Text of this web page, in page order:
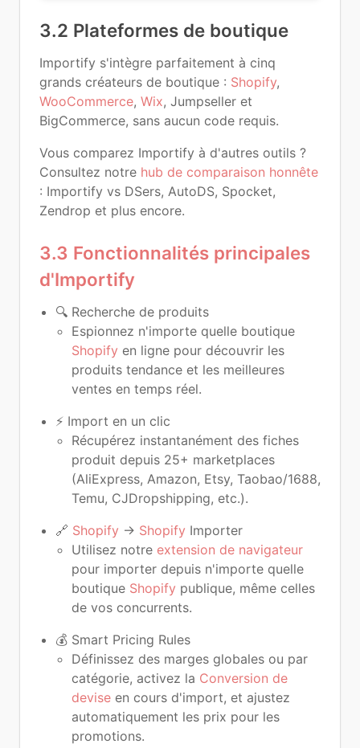
3.2 Plateformes de boutique
Importify s'intègre parfaitement à cinq
grands créateurs de boutique : Shopify,
WooCommerce, Wix, Jumpseller et
BigCommerce, sans aucun code requis.
Vous comparez Importify à d'autres outils ?
Consultez notre hub de comparaison honnête
: Importify vs DSers, AutoDS, Spocket,
Zendrop et plus encore.
3.3 Fonctionnalités principales
d'Importify
🔍 Recherche de produits
Espionnez n'importe quelle boutique
Shopify en ligne pour découvrir les
produits tendance et les meilleures
ventes en temps réel.
⚡ Import en un clic
Récupérez instantanément des fiches
produit depuis 25+ marketplaces
(AliExpress, Amazon, Etsy, Taobao/1688,
Temu, CJDropshipping, etc.).
🔗 Shopify → Shopify Importer
Utilisez notre extension de navigateur
pour importer depuis n'importe quelle
boutique Shopify publique, même celles
de vos concurrents.
💰 Smart Pricing Rules
Définissez des marges globales ou par
catégorie, activez la Conversion de
devise en cours d'import, et ajustez
automatiquement les prix pour les
promotions.